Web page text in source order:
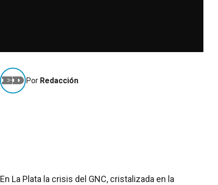
Por Redacción
En La Plata la crisis del GNC, cristalizada en la